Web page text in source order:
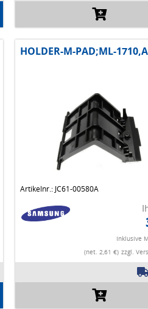
HOLDER-M-PAD;ML-
Artikelnr.: JC61-00580A
Inklusive
(net. 2,61 €) zzgl.